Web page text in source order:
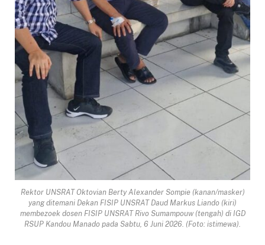
Rektor UNSRAT Oktovian Berty Alexander Sompie (kanan/masker)
yang ditemani Dekan FISIP UNSRAT Daud Markus Liando (kiri)
membezoek dosen FISIP UNSRAT Rivo Sumampouw (tengah) di IGD
RSUP Kandou Manado pada Sabtu, 6 Juni 2026. (Foto: istimewa).